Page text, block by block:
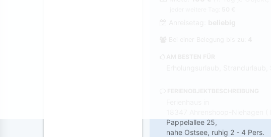
Pappelallee 25,
nahe Ostsee, ruhig 2 - 4 Pers.